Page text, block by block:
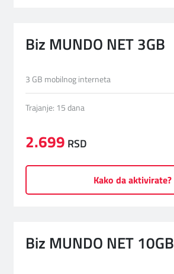
Biz MUNDO NET 3GB
3 GB mobilnog interneta
Trajanje: 15 dana
2.699 RSD
Kako da aktivirate?
Biz MUNDO NET 10GB